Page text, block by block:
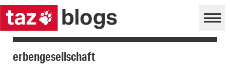
erbengesellschaft